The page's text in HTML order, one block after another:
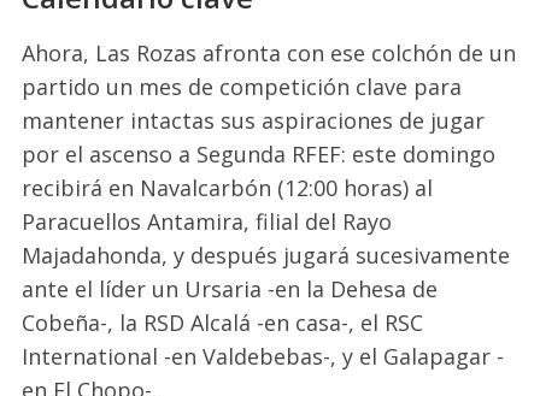
Ahora, Las Rozas afronta con ese colchón de un
partido un mes de competición clave para
mantener intactas sus aspiraciones de jugar
por el ascenso a Segunda RFEF: este domingo
recibirá en Navalcarbón (12:00 horas) al
Paracuellos Antamira, filial del Rayo
Majadahonda, y después jugará sucesivamente
ante el líder un Ursaria -en la Dehesa de
Cobeña-, la RSD Alcalá -en casa-, el RSC
International -en Valdebebas-, y el Galapagar -
en El Chopo-.